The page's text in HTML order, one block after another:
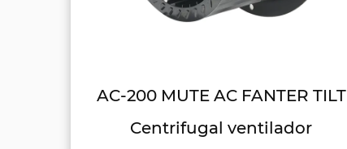
AC-200 MUTE AC FANTER TILT
Centrifugal ventilador